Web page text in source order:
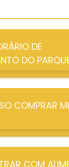
DO